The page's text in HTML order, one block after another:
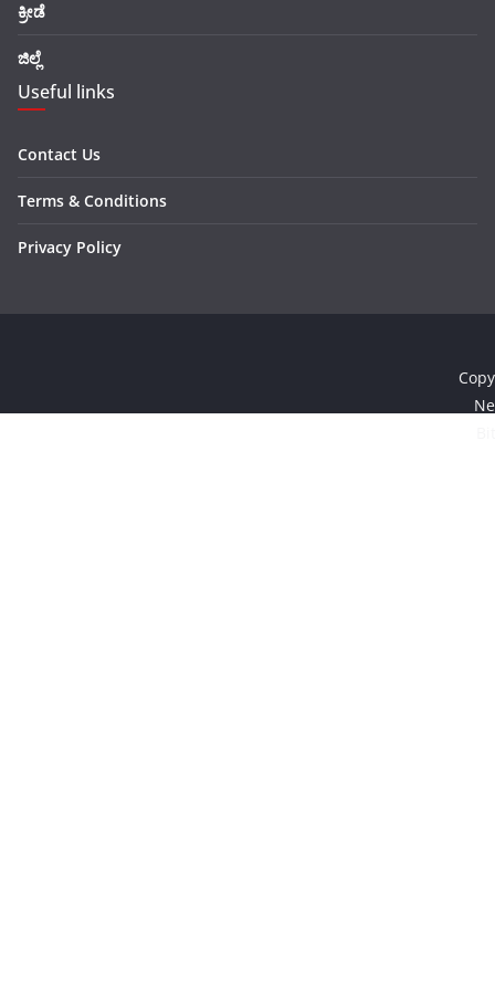
ಕ್ರೀಡೆ
ಜಿಲ್ಲೆ
Useful links
Contact Us
Terms & Conditions
Privacy Policy